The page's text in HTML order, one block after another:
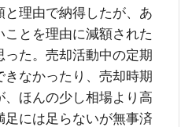
理由で納得したが、あ
ことを理由に減額された
た。売却活動中の定期
なかったり、売却時期
、ほんの少し相場より高
には足らないが無事済